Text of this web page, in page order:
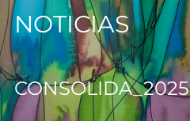
NOTICIAS
CONSOLIDA_2025